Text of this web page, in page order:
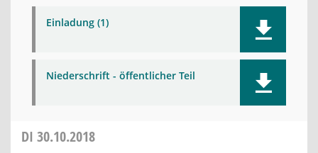
Einladung (1)
Niederschrift - öffentlicher Teil
DI 30.10.2018